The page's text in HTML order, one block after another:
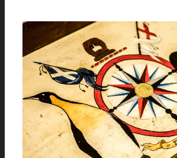
21 lipca 2018
QURNA – WIOSKA